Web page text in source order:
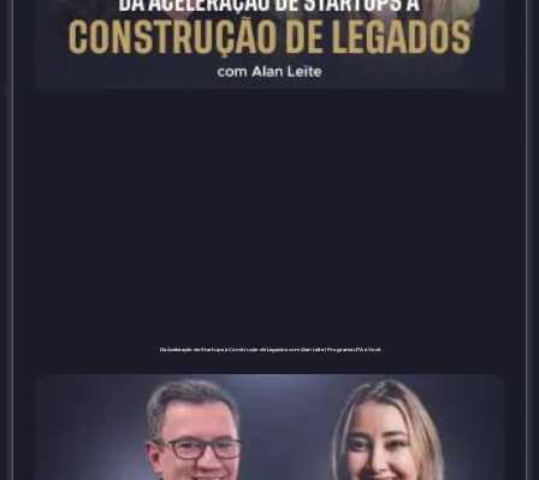
Da Aceleração de Startups à Construção de Legados com Alan Leite | Programa LPA e Você